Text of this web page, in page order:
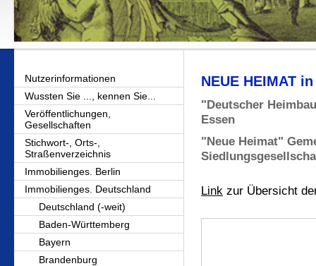
Nutzerinformationen
Wussten Sie ..., kennen Sie...
Veröffentlichungen,
Gesellschaften
Stichwort-, Orts-,
Straßenverzeichnis
Immobilienges. Berlin
Immobilienges. Deutschland
Deutschland (-weit)
Baden-Württemberg
Bayern
Brandenburg
NEUE HEIMAT
"Deutscher
Essen
"Neue Heimat"
Link zur Übersicht